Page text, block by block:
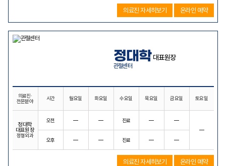
의료진 자세히보기 온라인 예약
정대학대표원장
관절센터
의료진·
전문분야
시간 월요일 화요일 수요일 목요일 금요일 토요일
정대학
대표원장
정형외과
오전 ― ― 진료 ―
―
―
오후
― ― 진료 ― ―
의료진 자세히보기 온라인 예약